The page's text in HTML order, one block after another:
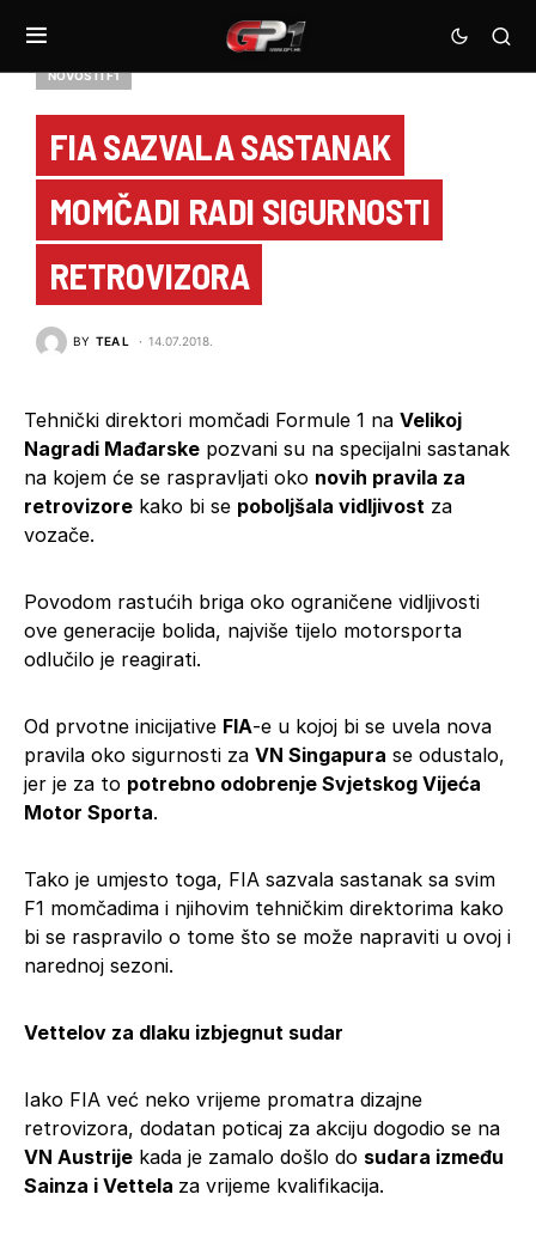
NOVOSTI F1
FIA SAZVALA SASTANAK
MOMČADI RADI SIGURNOSTI
RETROVIZORA
BY TEA L 14.07.2018.
Tehnički direktori momčadi Formule 1 na Velikoj
Nagradi Mađarske pozvani su na specijalni sastanak
na kojem će se raspravljati oko novih pravila za
retrovizore kako bi se poboljšala vidljivost za
vozače.
Povodom rastućih briga oko ograničene vidljivosti
ove generacije bolida, najviše tijelo motorsporta
odlučilo je reagirati.
Od prvotne inicijative FIA-e u kojoj bi se uvela nova
pravila oko sigurnosti za VN Singapura se odustalo,
jer je za to potrebno odobrenje Svjetskog Vijeća
Motor Sporta.
Tako je umjesto toga, FIA sazvala sastanak sa svim
F1 momčadima i njihovim tehničkim direktorima kako
bi se raspravilo o tome što se može napraviti u ovoj i
narednoj sezoni.
Vettelov za dlaku izbjegnut sudar
Iako FIA već neko vrijeme promatra dizajne
retrovizora, dodatan poticaj za akciju dogodio se na
VN Austrije kada je zamalo došlo do sudara između
Sainza i Vettela za vrijeme kvalifikacija.